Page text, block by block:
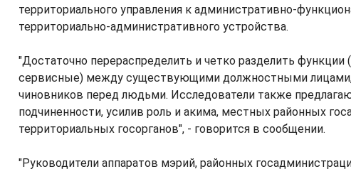
территориального управления к административно-
территориально-административного устройства.
"Достаточно перераспределить и четко разделить
сервисные) между существующими должностными
чиновников перед людьми. Исследователи также
подчиненности, усилив роль и акима, местных районных
территориальных госорганов", - говорится в сообщении.
"Руководители аппаратов мэрий, районных